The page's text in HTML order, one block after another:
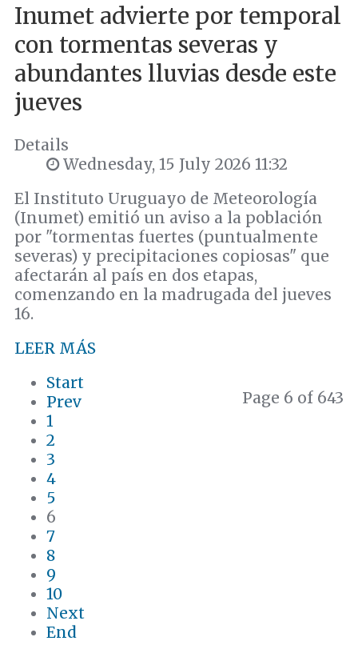
Inumet advierte por temporal
con tormentas severas y
abundantes lluvias desde este
jueves
Details
Wednesday, 15 July 2026 11:32
El Instituto Uruguayo de Meteorología
(Inumet) emitió un aviso a la población
por "tormentas fuertes (puntualmente
severas) y precipitaciones copiosas" que
afectarán al país en dos etapas,
comenzando en la madrugada del jueves
16.
LEER MÁS
Page 6 of 643
Start
Prev
1
2
3
4
5
6
7
8
9
10
Next
End